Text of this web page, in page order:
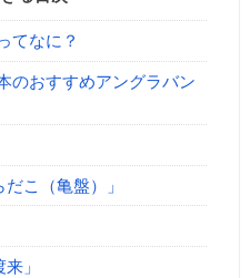
てなに？
のおすすめアングラバン
こ（亀盤）」
」